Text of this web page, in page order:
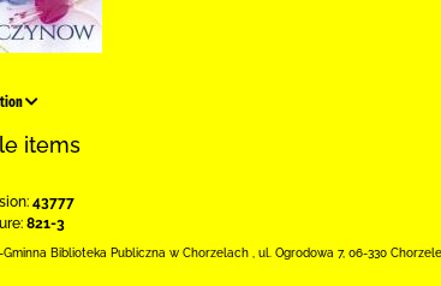
items
43777
821-3
Gminna Biblioteka Publiczna w Chorzelach ul. Ogrodowa 7, 06-330 Chorzele